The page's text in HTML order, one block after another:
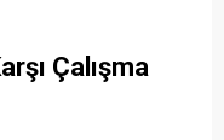
Çalışma